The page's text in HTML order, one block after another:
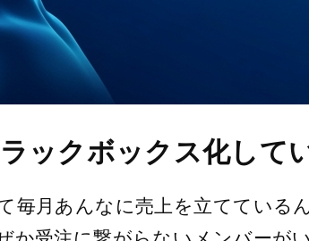
ックボックス化して
毎月あんなに売上を立てている